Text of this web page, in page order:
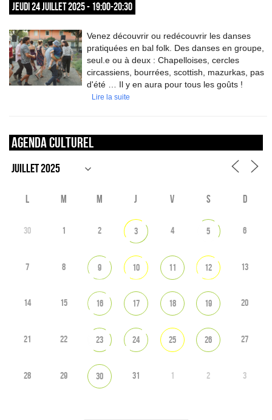
JEUDI 24 JUILLET 2025 - 19:00-20:30
Venez découvrir ou redécouvrir les danses
pratiquées en bal folk. Des danses en groupe,
seul.e ou à deux : Chapelloises, cercles
circassiens, bourrées, scottish, mazurkas, pas
d'été … Il y en aura pour tous les goûts !
Lire la suite
Agenda culturel
L M M J V S D
30 1 2 3 4 5 6
7 8 9 10 11 12 13
14 15 16 17 18 19 20
21 22 23 24 25 26 27
28 29 30 31 1 2 3